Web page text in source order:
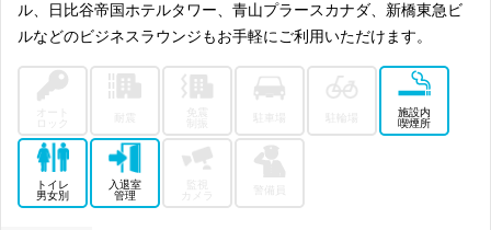
ル、日比谷帝国ホテルタワー、青山プラースカナダ、新橋東急ビ
ルなどのビジネスラウンジもお手軽にご利用いただけます。
施設内
喫煙所
トイレ
男女別
入退室
管理
カメラ
警備員